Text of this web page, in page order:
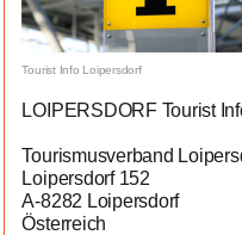
Tourist Info Loipersdorf
LOIPERSDORF Tourist
Tourismusverband
Loipersdorf 152
A-8282 Loipersdorf
Österreich